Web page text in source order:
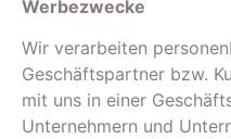
Werbezwecke
Wir verarbeiten
Geschäftspartner bzw.
mit uns in einer
Unternehmern und